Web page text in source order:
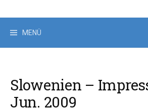
MENÜ
Slowenien –
Jun. 2009